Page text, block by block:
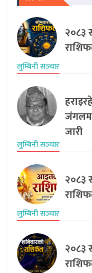
२०८३
लुम्बिनी सञ्‍चार
जारी
लुम्बिनी सञ्‍चार
२०८३
लुम्बिनी सञ्‍चार
२०८३